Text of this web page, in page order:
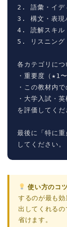
2. 語彙・イデ
3. 構文・表現
4. 読解スキル
5. リスニング
各カテゴリにつ
・重要度（★1
・この教材内
・大学入試・
を評価してくだ
最後に「特に
してください。
使い方のコ
するのが最も
出してくれる
省けます。